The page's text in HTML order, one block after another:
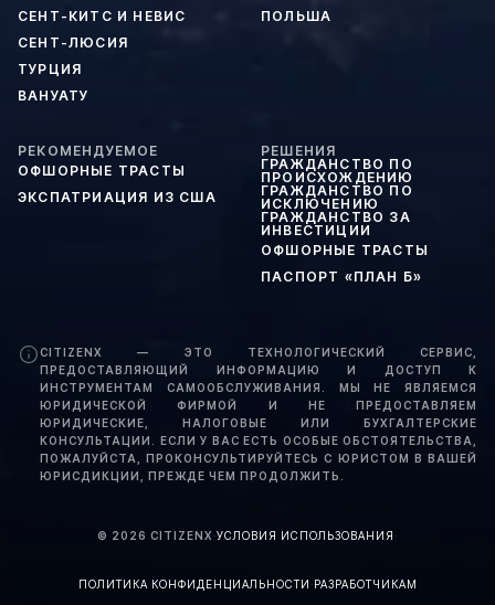
СЕНТ-КИТС И НЕВИС
СЕНТ-ЛЮСИЯ
ТУРЦИЯ
ВАНУАТУ
ПОЛЬША
РЕКОМЕНДУЕМОЕ
ОФШОРНЫЕ ТРАСТЫ
ЭКСПАТРИАЦИЯ ИЗ США
РЕШЕНИЯ
ГРАЖДАНСТВО ПО
ПРОИСХОЖДЕНИЮ
ГРАЖДАНСТВО ПО
ИСКЛЮЧЕНИЮ
ГРАЖДАНСТВО ЗА
ИНВЕСТИЦИИ
ОФШОРНЫЕ ТРАСТЫ
ПАСПОРТ «ПЛАН Б»
CITIZENX — ЭТО ТЕХНОЛОГИЧЕСКИЙ СЕРВИС,
ПРЕДОСТАВЛЯЮЩИЙ ИНФОРМАЦИЮ И ДОСТУП К
ИНСТРУМЕНТАМ САМООБСЛУЖИВАНИЯ. МЫ НЕ ЯВЛЯЕМСЯ
ЮРИДИЧЕСКОЙ ФИРМОЙ И НЕ ПРЕДОСТАВЛЯЕМ
ЮРИДИЧЕСКИЕ, НАЛОГОВЫЕ ИЛИ БУХГАЛТЕРСКИЕ
КОНСУЛЬТАЦИИ. ЕСЛИ У ВАС ЕСТЬ ОСОБЫЕ ОБСТОЯТЕЛЬСТВА,
ПОЖАЛУЙСТА, ПРОКОНСУЛЬТИРУЙТЕСЬ С ЮРИСТОМ В ВАШЕЙ
ЮРИСДИКЦИИ, ПРЕЖДЕ ЧЕМ ПРОДОЛЖИТЬ.
© 2026 CITIZENX ·УСЛОВИЯ ИСПОЛЬЗОВАНИЯ ·
ПОЛИТИКА КОНФИДЕНЦИАЛЬНОСТИ ·РАЗРАБОТЧИКАМ